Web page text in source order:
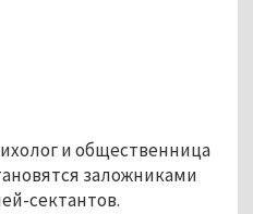
и общественница
заложниками
сектантов.